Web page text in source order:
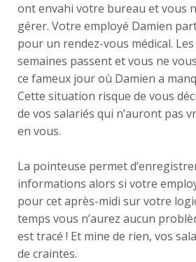
ont envahi votre bureau et vous
gérer. Votre employé Damien
pour un rendez-vous médical.
semaines passent et vous ne
ce fameux jour où Damien a
Cette situation risque de vous
de vos salariés qui n’auront pas
en vous.
La pointeuse permet
informations alors si votre
pour cet après-midi sur votre
temps vous n’aurez aucun
est tracé ! Et mine de rien, vos
de craintes.